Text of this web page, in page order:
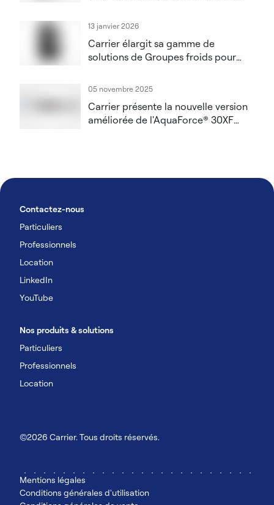
13 janvier 2026
Carrier élargit sa gamme de
solutions de Groupes froids pour
05 novembre 2025
Carrier présente la nouvelle version
améliorée de l'AquaForce® 30XF
Contactez-nous
Particuliers
Professionnels
Location
LinkedIn
YouTube
Nos produits & solutions
Particuliers
Professionnels
Location
©2026 Carrier. Tous droits réservés.
Mentions légales
Conditions générales d'utilisation